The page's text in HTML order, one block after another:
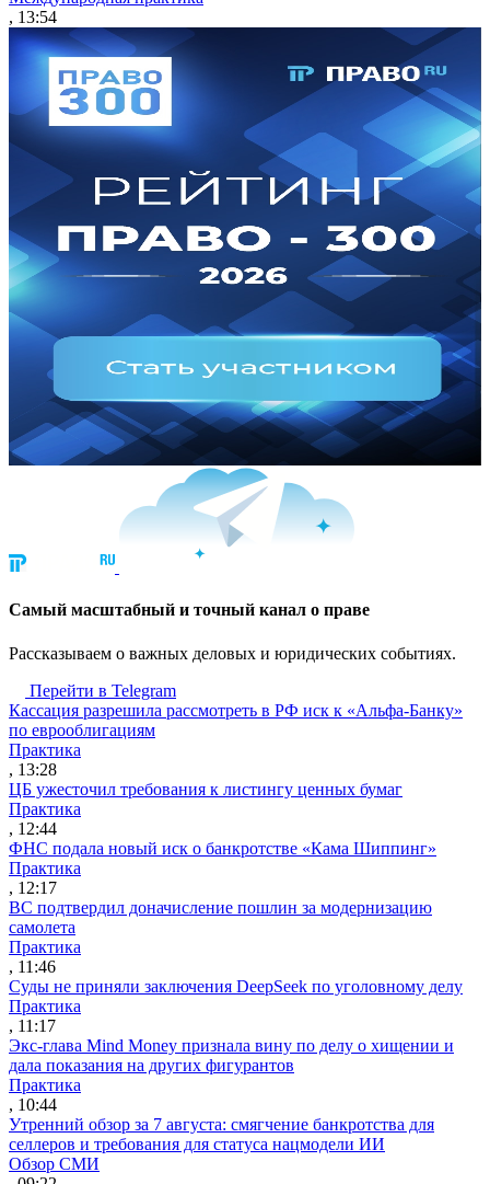
, 13:54
Cамый масштабный и точный канал о праве
Рассказываем о важных деловых и юридических событиях.
Перейти в Telegram
Кассация разрешила рассмотреть в РФ иск к «Альфа-Банку»
по еврооблигациям
Практика
, 13:28
ЦБ ужесточил требования к листингу ценных бумаг
Практика
, 12:44
ФНС подала новый иск о банкротстве «Кама Шиппинг»
Практика
, 12:17
ВС подтвердил доначисление пошлин за модернизацию
самолета
Практика
, 11:46
Суды не приняли заключения DeepSeek по уголовному делу
Практика
, 11:17
Экс-глава Mind Money признала вину по делу о хищении и
дала показания на других фигурантов
Практика
, 10:44
Утренний обзор за 7 августа: смягчение банкротства для
селлеров и требования для статуса нацмодели ИИ
Обзор СМИ